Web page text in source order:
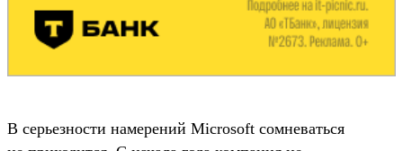
В серьезности намерений Microsoft сомневаться